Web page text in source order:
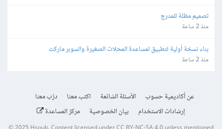
تصميم مظلة للمدرج
منذ 2 ساعة
بناء نسخة أولية لتطبيق لمساعدة المحلات الصغيرة والسوبر ماركت
منذ 2 ساعة
عن أكاديمية حسوب الأسئلة الشائعة اكتب معنا
درّب معنا
إرشادات الاستخدام
بيان الخصوصية مركز المساعدة